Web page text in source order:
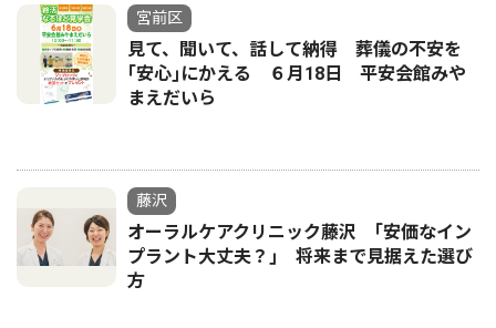
宮前区
見て、聞いて、話して納得 葬儀の不安を
｢安心｣にかえる ６月18日 平安会館みや
まえだいら
藤沢
オーラルケアクリニック藤沢 ｢安価なイン
プラント大丈夫？｣ 将来まで見据えた選び
方